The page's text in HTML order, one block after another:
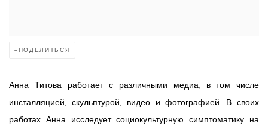
ПОДЕЛИТЬСЯ
Анна Титова работает с различными медиа, в том числе
инсталляцией, скульптурой, видео и фотографией. В своих
работах Анна исследует социокультурную симптоматику на